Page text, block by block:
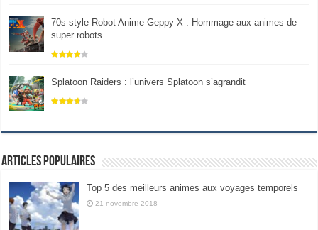
70s-style Robot Anime Geppy-X : Hommage aux animes de
super robots
Splatoon Raiders : l’univers Splatoon s’agrandit
Articles populaires
Top 5 des meilleurs animes aux voyages temporels
21 novembre 2018